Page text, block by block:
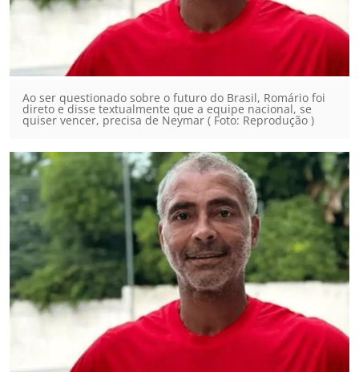
Ao ser questionado sobre o futuro do Brasil, Romário foi
direto e disse textualmente que a equipe nacional, se
quiser vencer, precisa de Neymar ( Foto: Reprodução )